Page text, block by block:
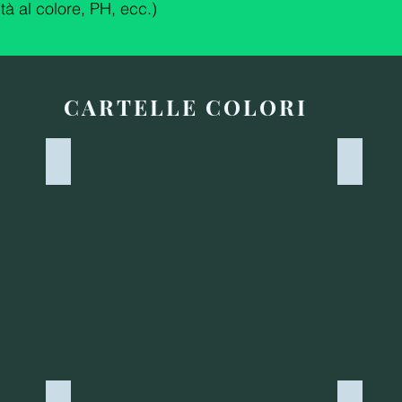
CARTELLE COLORI
al colore, PH, ecc.)